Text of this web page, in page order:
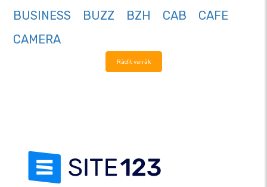
BUSINESS
BUZZ BZH CAB
CAFE
CAMERA
Rādīt vairāk